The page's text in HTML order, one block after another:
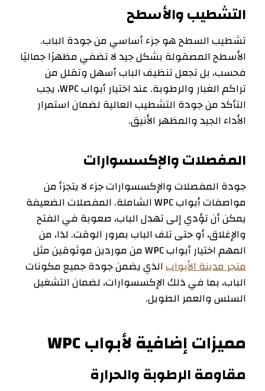
التشطيب والأسطح
تشطيب السطح هو جزء أساسي من جودة الباب.
الأسطح المصقولة بشكل جيد لا تضفي مظهرًا جماليًا
فحسب، بل تجعل تنظيف الباب أسهل وتقلل من
تراكم الغبار والرطوبة. عند اختيار أبواب WPC، يجب
التأكد من جودة التشطيب العالية لضمان استمرار
الأداء الجيد والمظهر الأنيق.
المفصلات والإكسسوارات
جودة المفصلات والإكسسوارات جزء لا يتجزأ من
مواصفات أبواب WPC الشاملة. المفصلات الضعيفة
يمكن أن تؤدي إلى تهدل الباب، صعوبة في الفتح
والإغلاق، أو حتى تلف الباب بمرور الوقت. لذا، من
المهم اختيار أبواب WPC من موردين موثوقين مثل
متجر مدينة الأبوابالذي يضمن جودة جميع مكونات
الباب، بما في ذلك الإكسسوارات، لضمان التشغيل
السلس والعمر الطويل.
مميزات إضافية لأبواب WPC
مقاومة الرطوبة والحرارة